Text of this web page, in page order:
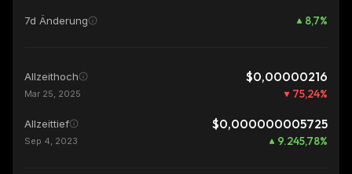
7d Änderung 8,7%
Allzeithoch $0,00000216
Mar 25, 2025 75,24%
Allzeittief $0,000000005725
Sep 4, 2023 9.245,78%